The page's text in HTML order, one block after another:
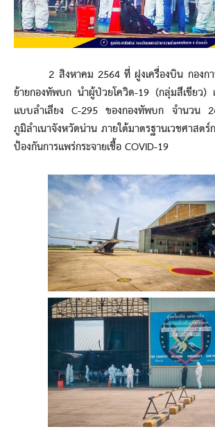
2 สิงหาคม 2564 ที่ ฝูงเครื่องบิน กองกา
ย้ายกองทัพบก นำผู้ป่วยโควิด-19 (กลุ่มสีเขียว)
แบบลำเลียง C-295 ของกองทัพบก จำนวน
ภูมิลำเนาจังหวัดน่าน ภายใต้มาตรฐานเวชศาสต
ป้องกันการแพร่กระจายเชื้อ COVID-19